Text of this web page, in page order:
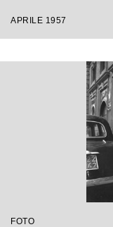
APRILE 1957
FOTO